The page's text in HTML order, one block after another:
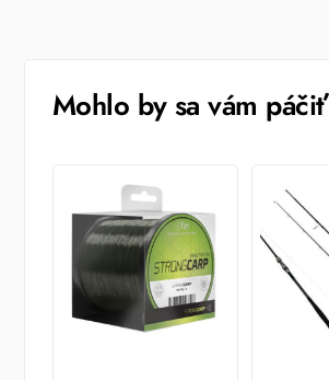
Mohlo by sa vám páčiť